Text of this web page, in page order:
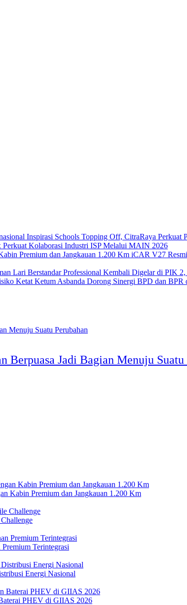
Inspirasi Schools Topping Off, CitraRaya Perkuat
Perkuat Kolaborasi Industri ISP Melalui MAIN 2026
iCAR V27
Kembali Digelar di PIK 2,
Ketum Asbanda Dorong Sinergi BPD dan BPR
Berpuasa Jadi Bagian Menuju Suatu
Kabin Premium dan Jangkauan 1.200 Km
Terintegrasi
Energi Nasional
PHEV di GIIAS 2026